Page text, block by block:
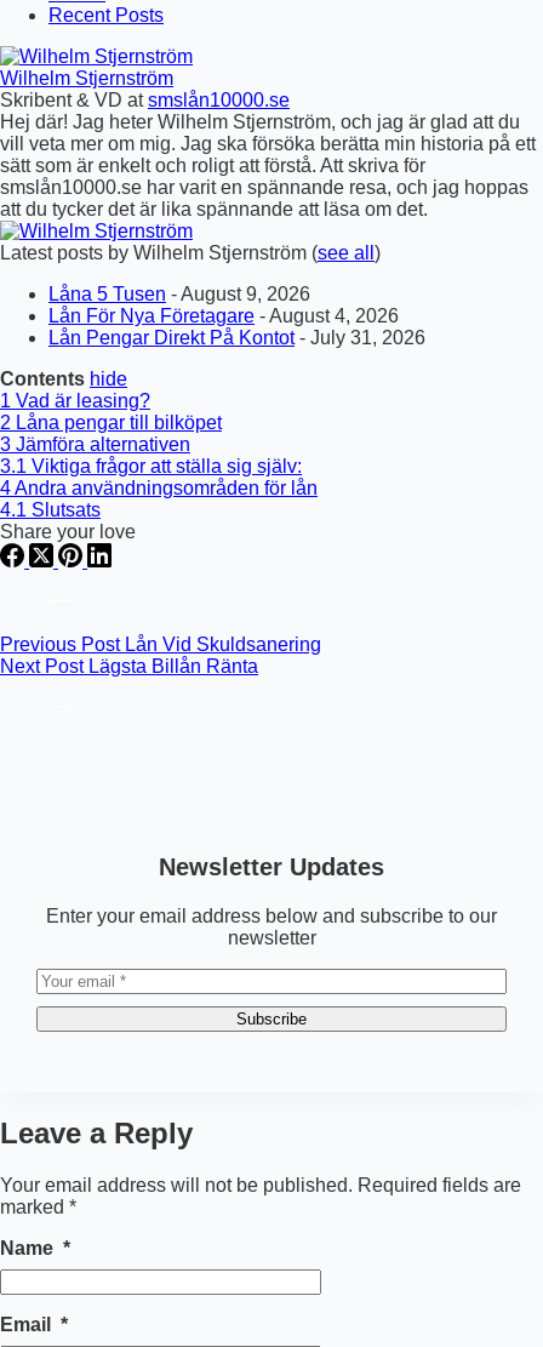
Recent Posts
Wilhelm Stjernström
Skribent & VD atsmslån10000.se
Hej där! Jag heter Wilhelm Stjernström, och jag är glad att du
vill veta mer om mig. Jag ska försöka berätta min historia på ett
sätt som är enkelt och roligt att förstå. Att skriva för
smslån10000.se har varit en spännande resa, och jag hoppas
att du tycker det är lika spännande att läsa om det.
Latest posts by Wilhelm Stjernström (see all )
Låna 5 Tusen - August 9, 2026
Lån För Nya Företagare - August 4, 2026
Lån Pengar Direkt På Kontot- July 31, 2026
Contents hide
1 Vad är leasing?
2 Låna pengar till bilköpet
3 Jämföra alternativen
3.1 Viktiga frågor att ställa sig själv:
4Andra användningsområden för lån
4.1 Slutsats
Share your love
Previous Post Lån Vid Skuldsanering
Next Post Lägsta Billån Ränta
Newsletter Updates
Enter your email address below and subscribe to our
newsletter
Subscribe
Leave a Reply
Your email address will not be published. Required fields are
marked *
Name *
Email *